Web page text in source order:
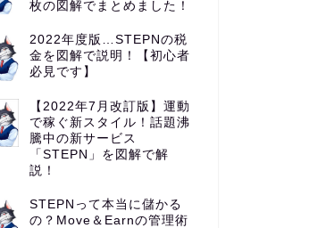
枚の図解でまとめました！
2022年度版…STEPNの税
金を図解で説明！【初心者
必見です】
【2022年7月改訂版】運動
で稼ぐ新スタイル！話題沸
騰中の新サービス
「STEPN」を図解で解
説！
STEPNって本当に儲かる
の？Move＆Earnの管理術